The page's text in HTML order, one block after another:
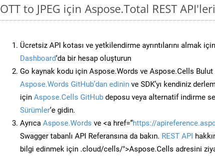
OTT to JPEG için Aspose.Total REST
Ücretsiz API kotası ve yetkilendirme ayrıntılarını almak için
Dashboard‘da bir hesap oluşturun
Go kaynak kodu için Aspose.Words ve Aspose.Cells Bulut
Aspose.Words GitHub’dan edinin ve SDK’yı kendiniz
için Aspose.Cells GitHub deposu veya alternatif indirme
Sürümler‘e gidin.
Ayrıca Aspose.Words ve <a href=“https://
Swagger tabanlı API Referansına da bakın. REST API
bilgi edinmek için .cloud/cells/">Aspose.Cells adresini